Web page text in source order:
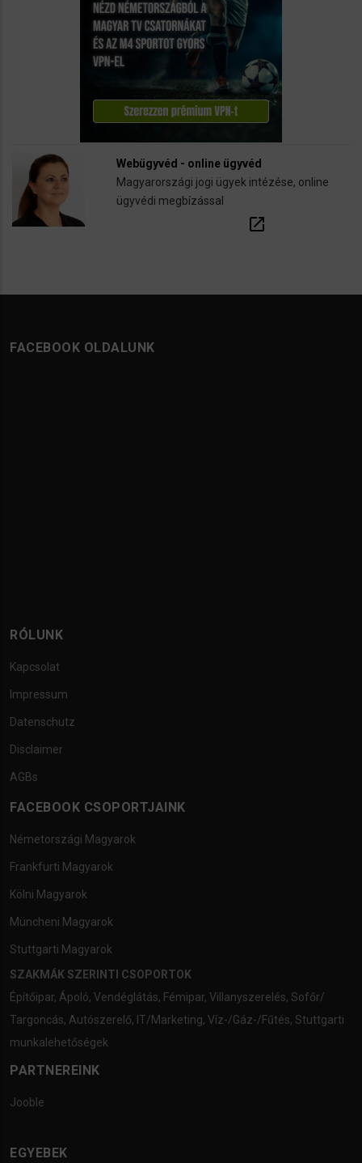
Webügyvéd - online ügyvéd
Magyarországi jogi ügyek intézése, online
ügyvédi megbízással
open_in_new
FACEBOOK OLDALUNK
RÓLUNK
Kapcsolat
Impressum
Datenschutz
Disclaimer
AGBs
FACEBOOK CSOPORTJAINK
Németországi Magyarok
Frankfurti Magyarok
Kölni Magyarok
Müncheni Magyarok
Stuttgarti Magyarok
SZAKMÁK SZERINTI CSOPORTOK
Építőipar, Ápoló, Vendéglátás, Fémipar, Villanyszerelés, Sofőr/
Targoncás, Autószerelő, IT/Marketing, Víz-/Gáz-/Fűtés, Stuttgarti
munkalehetőségek
PARTNEREINK
Jooble
EGYEBEK